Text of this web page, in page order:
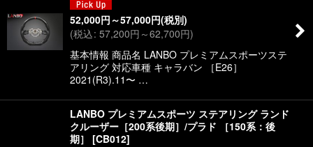
52,000円 ～57,000円(税別)
(税込: 57,200円 ～62,700円)
基本情報 商品名 LANBO プレミアムスポーツステ
アリング 対応車種 キャラバン ［E26］
2021(R3).11〜 …
LANBO プレミアムスポーツ ステアリング ランド
クルーザー［200系後期］/プラド ［150系：後
期］
[CB012]